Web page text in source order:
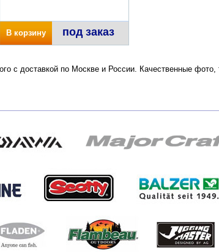
В корзину под заказ
с доставкой по Москве и России. Качественные фото,